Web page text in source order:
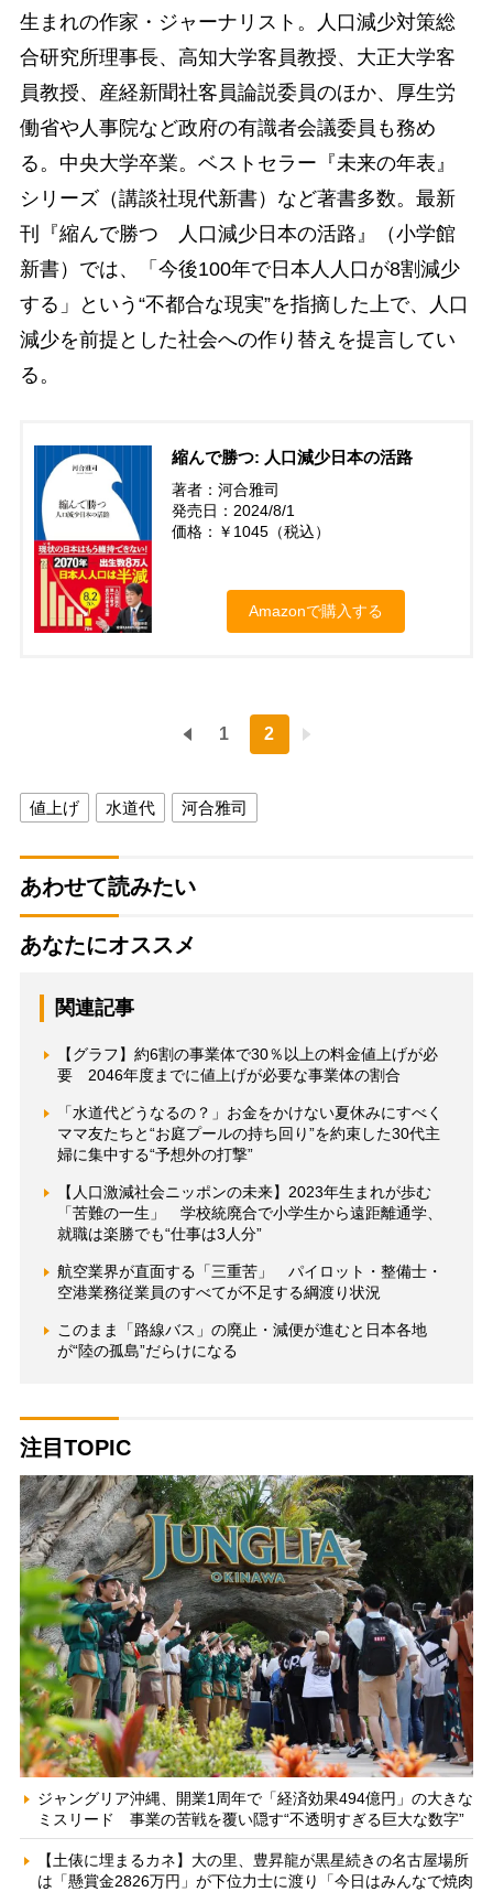
生まれの作家・ジャーナリスト。人口減少対策総
合研究所理事長、高知大学客員教授、大正大学客
員教授、産経新聞社客員論説委員のほか、厚生労
働省や人事院など政府の有識者会議委員も務め
る。中央大学卒業。ベストセラー『未来の年表』
シリーズ（講談社現代新書）など著書多数。最新
刊『縮んで勝つ 人口減少日本の活路』（小学館
新書）では、「今後100年で日本人人口が8割減少
する」という“不都合な現実”を指摘した上で、人口
減少を前提とした社会への作り替えを提言してい
る。
縮んで勝つ: 人口減少日本の活路
著者：河合雅司
発売日：2024/8/1
価格：￥1045（税込）
Amazonで購入する
1 2
値上げ 水道代 河合雅司
あわせて読みたい
あなたにオススメ
関連記事
【グラフ】約6割の事業体で30％以上の料金値上げが必
要 2046年度までに値上げが必要な事業体の割合
「水道代どうなるの？」お金をかけない夏休みにすべく
ママ友たちと“お庭プールの持ち回り”を約束した30代主
婦に集中する“予想外の打撃”
【人口激減社会ニッポンの未来】2023年生まれが歩む
「苦難の一生」 学校統廃合で小学生から遠距離通学、
就職は楽勝でも“仕事は3人分”
航空業界が直面する「三重苦」 パイロット・整備士・
空港業務従業員のすべてが不足する綱渡り状況
このまま「路線バス」の廃止・減便が進むと日本各地
が“陸の孤島”だらけになる
注目TOPIC
ジャングリア沖縄、開業1周年で「経済効果494億円」の大きな
ミスリード 事業の苦戦を覆い隠す“不透明すぎる巨大な数字”
【土俵に埋まるカネ】大の里、豊昇龍が黒星続きの名古屋場所
は「懸賞金2826万円」が下位力士に渡り「今日はみんなで焼肉